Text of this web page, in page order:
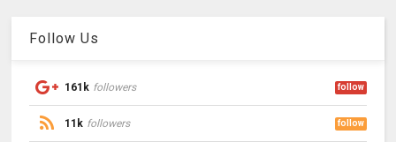
Follow Us
161k followers follow
11k followers follow